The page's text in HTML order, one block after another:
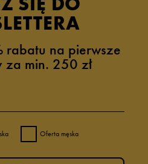
rabatu na pierwsze
za min. 250 zł
Oferta męska